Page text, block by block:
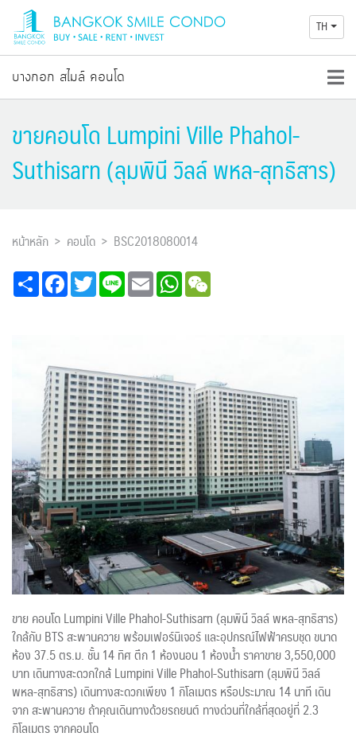
TH
บางกอก สไมล์ คอนโด
ขายคอนโด Lumpini Ville Phahol-
Suthisarn (ลุมพินี วิลล์ พหล-สุทธิสาร)
หน้าหลัก คอนโด
BSC2018080014
Share FacebookTwitterLine Email WhatsApp
ขาย คอนโด Lumpini Ville Phahol-Suthisarn (ลุมพินี วิลล์ พหล-สุทธิสาร)
ใกล้กับ BTS สะพานควาย พร้อมเฟอร์นิเจอร์ และอุปกรณ์ไฟฟ้าครบชุด ขนาด
ห้อง 37.5 ตร.ม. ชั้น 14 ทิศ ตึก 1 ห้องนอน 1 ห้องน้ำ ราคาขาย 3,550,000
บาท เดินทางสะดวกใกล้ Lumpini Ville Phahol-Suthisarn (ลุมพินี วิลล์
พหล-สุทธิสาร) เดินทางสะดวกเพียง 1 กิโลเมตร หรือประมาณ 14 นาที เดิน
จาก สะพานควาย ถ้าคุณเดินทางด้วยรถยนต์ ทางด่วนที่ใกล้ที่สุดอยู่ที่ 2.3
กิโลเมตร จากคอนโด